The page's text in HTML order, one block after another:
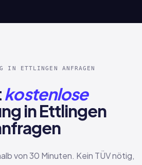
IN ETTLINGEN ANFRAGEN
kostenlose
in Ettlingen
von 30 Minuten. Kein TÜV nötig,